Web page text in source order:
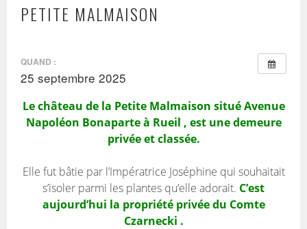
PETITE MALMAISON
QUAND :
25 septembre 2025
Le château de la Petite Malmaison situé Avenue
Napoléon Bonaparte à Rueil , est une demeure
privée et classée.
Elle fut bâtie par l’Impératrice Joséphine qui souhaitait
s’isoler parmi les plantes qu’elle adorait. C’est
aujourd’hui la propriété privée du Comte
Czarnecki .